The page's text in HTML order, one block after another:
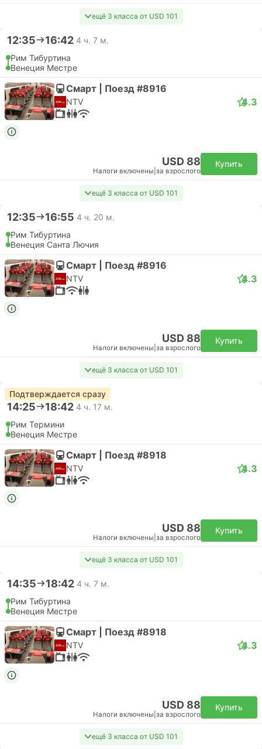
ещё 3 класса от USD 101
12:35 16:42 4 ч. 7 м.
Рим Тибуртина
Венеция Местре
Смарт | Поезд #8916
NTV 4.3
USD 88
Налоги включены за взрослого
Купить
ещё 3 класса от USD 101
12:35 16:55 4 ч. 20 м.
Рим Тибуртина
Венеция Санта Лючия
Смарт | Поезд #8916
NTV 4.3
USD 88
Налоги включены за взрослого
Купить
ещё 3 класса от USD 101
Подтверждается сразу
14:25 18:42 4 ч. 17 м.
Рим Термини
Венеция Местре
Смарт | Поезд #8918
NTV 4.3
USD 88
Налоги включены за взрослого
Купить
ещё 3 класса от USD 101
14:35 18:42 4 ч. 7 м.
Рим Тибуртина
Венеция Местре
Смарт | Поезд #8918
NTV 4.3
USD 88
Налоги включены за взрослого
Купить
ещё 3 класса от USD 101